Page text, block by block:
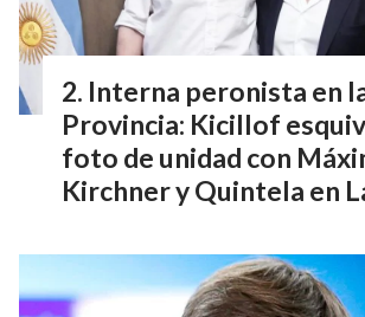
Interna peronista en
Provincia: Kicillof
foto de unidad con
Kirchner y Quintela en